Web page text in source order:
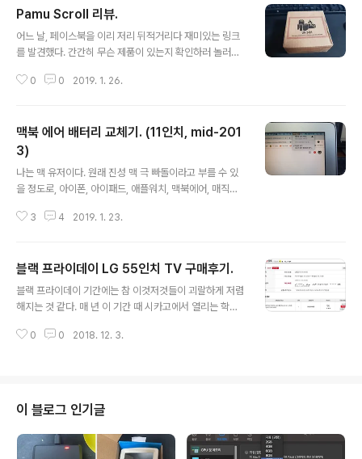
었는데 안드로이드가 더 좋은 선택일 것 같고, 조금 더 컴팩
트해서 결정했다. .. 그나저나 뭐 국내에 매물이 있어야 사
든 말든 하지. 회사 본사 홈페이지에서 구매하려니 90만원
들을 두루두루 다 뒤져봐도 해당 제품이 매물로 올라오는
Pamu Scroll 리뷰.
어느 날, 페이스북을 이리 저리 뒤적거리다 재미있는 링크
를 발견했다. 간간히 무슨 제품이 있는지 확인하러 놀러가
랑스러운 광고 문구였다. 대세 아이템에는 타야 되지 않겠
의 참패 이후로, 업체들이 다음 타겟으로 잡고 있는 '웨어러
블 어시스턴트'가 앞으로 대세가 된다는 트렌드와 함께, 에
어팟의 대성공 이후로 대기업 혹은 중소기업, 중국산 등이
마구 시장으로 몰려나오고 있는 판국에, 나도 한번 써 보고
싶다는 생각을 가지고는 있었는데, 이 참에 한번 만져나 볼
까 하고 펀딩에 들어갔다. 슈퍼 얼리버드였기 때문에 39
0 0 2019. 1. 26.
맥북 에어 배터리 교체기. (11인치, mid-201
3)
나는 맥 유저이다. 원래 진성 맥 극 빠돌이라고 부를 수 있
을 정도로, 아이폰, 아이패드, 애플워치, 맥북에어, 매직키
제품을 매킨토시 제품으로 도배를 하고 사용하고 있었다.
게 맥 유저였고, 다소 부분부분 시들해진 지금도 애플 제품
끼리의 연동성, 유관성, 디자인 통일, OS의 안전성에 대해
서 정말 큰 점수를 주고 있다. 그 다양한 애플 제품 중, 내가
다. '맥북 에어는 11인치' 라는 나만의 캐치프레이즈에 이끌
3 4 2019. 1. 23.
블랙 프라이데이 LG 55인치 TV 구매후기.
블랙 프라이데이 기간에는 참 이것저것들이 괴랄하게 저렴
해지는 것 같다. 매 년 이 기간 때 시카고에서 열리는 학회
기회가 있었는데, 할인이 되는 폭을 보고는 기겁한 적이 몇
Target 등지에서 판매되는 저렴한 TV와 가전제품들을 보
며, 도저히 가져갈 수 없어 침만 꼴깍꼴깍 넘기고 있었고,
해외 직구 경험도 이것저것 많이 있는데 유난히 블랙프라
이 데이 기간에는 뭘 못 사본게 아쉬웠는데, 신혼 가전을 구
0 0 2018. 12. 3.
이 블로그 인기글